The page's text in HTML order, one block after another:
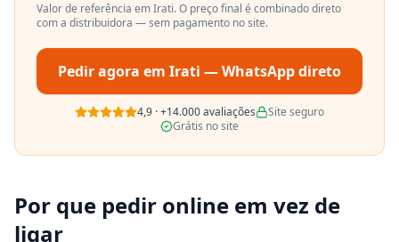
Valor de referência emIrati. O preço final é combinado direto
com a distribuidora — sem pagamento no site.
Pedir agora em Irati — WhatsApp direto
4,9 ·+14.000avaliações
Site seguro
Grátis no site
Por que pedir online em vez de
ligar